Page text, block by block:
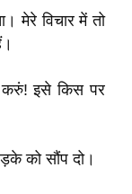
मेरे विचार में तो
करुं! इसे किस पर
को सौंप दो।